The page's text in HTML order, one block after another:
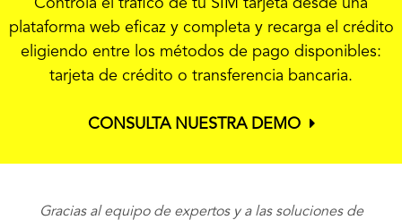
Controla el tráfico de tu SIM tarjeta desde una
plataforma web eficaz y completa y recarga el crédito
eligiendo entre los métodos de pago disponibles:
tarjeta de crédito o transferencia bancaria.
CONSULTA NUESTRA DEMO
Gracias al equipo de expertos y a las soluciones de